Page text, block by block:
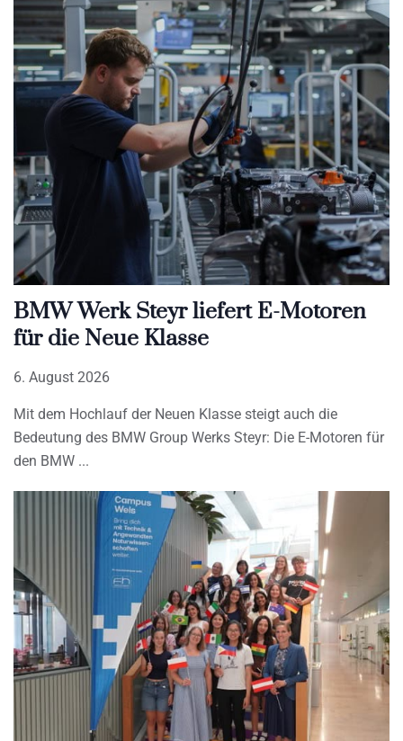
BMW Werk Steyr liefert E-Motoren
für die Neue Klasse
6. August 2026
Mit dem Hochlauf der Neuen Klasse steigt auch die
Bedeutung des BMW Group Werks Steyr: Die E-Motoren für
den BMW